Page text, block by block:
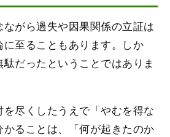
がら過失や因果関係の立証は
至ることもあります。しか
だったということではありま
尽くしたうえで「やむを得な
ることは、「何が起きたのか